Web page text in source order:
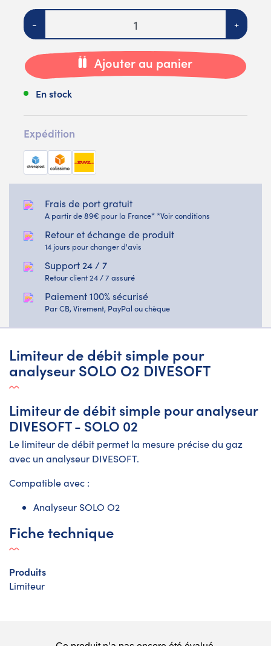
Quantité
- +
Ajouter au panier
En stock
Expédition
Frais de port gratuit
A partir de 89€ pour la France* *Voir conditions
Retour et échange de produit
14 jours pour changer d'avis
Support 24 / 7
Retour client 24 / 7 assuré
Paiement 100% sécurisé
Par CB, Virement, PayPal ou chèque
Limiteur de débit simple pour
analyseur SOLO O2 DIVESOFT
Limiteur de débit simple pour analyseur
DIVESOFT - SOLO 02
Le limiteur de débit permet la mesure précise du gaz
avec un analyseur DIVESOFT.
Compatible avec :
Analyseur SOLO O2
Fiche technique
Produits
Limiteur